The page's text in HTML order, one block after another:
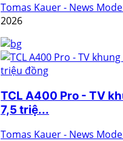
Tomas Kauer - News
2026
TCL A400 Pro - TV
7,5 triệ...
Tomas Kauer - News